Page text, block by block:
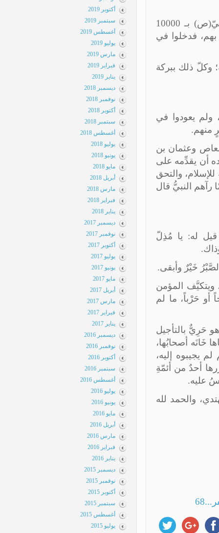
وفي شهر رمضان من العام 8 هـ حصل فتحُ مكّة، حيث خرج النبيّ(ص) بـ 10000
فدخلوا في
وكلّ ذلك ببركة
يعودوا في
منهم.
وعثمان بن
أن يقدِّمه على
والتحق
النبيُّ قال
له: يا مُذِلّ
المؤمن
حَرْباً، ما لم
حَرِيٌّ بالتأجيل
خَانَه أصحابُها،
يجيبوه إليه،
أحدٌ من أئمّةِ
عليه.
والحمد لله
أكتوبر 2019
سبتمبر 2019
أغسطس 2019
يوليو 2019
مارس 2019
فبراير 2019
يناير 2019
ديسمبر 2018
نوفمبر 2018
أكتوبر 2018
سبتمبر 2018
أغسطس 2018
يوليو 2018
يونيو 2018
مايو 2018
أبريل 2018
مارس 2018
فبراير 2018
يناير 2018
ديسمبر 2017
نوفمبر 2017
أكتوبر 2017
يوليو 2017
يونيو 2017
مايو 2017
أبريل 2017
مارس 2017
فبراير 2017
يناير 2017
ديسمبر 2016
نوفمبر 2016
أكتوبر 2016
سبتمبر 2016
أغسطس 2016
يوليو 2016
يونيو 2016
مايو 2016
أبريل 2016
مارس 2016
فبراير 2016
يناير 2016
ديسمبر 2015
نوفمبر 2015
أكتوبر 2015
سبتمبر 2015
أغسطس 2015
يوليو 2015